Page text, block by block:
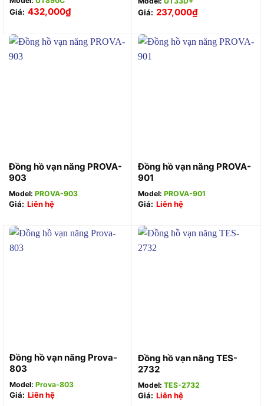
Giá: 432,000₫ Giá: 237,000₫
Đồng hồ vạn năng PROVA-
903
Model: PROVA-903
Giá: Liên hệ
Đồng hồ vạn năng PROVA-
901
Model: PROVA-901
Giá: Liên hệ
Đồng hồ vạn năng Prova-
803
Model: Prova-803
Giá: Liên hệ
Đồng hồ vạn năng TES-
2732
Model: TES-2732
Giá: Liên hệ